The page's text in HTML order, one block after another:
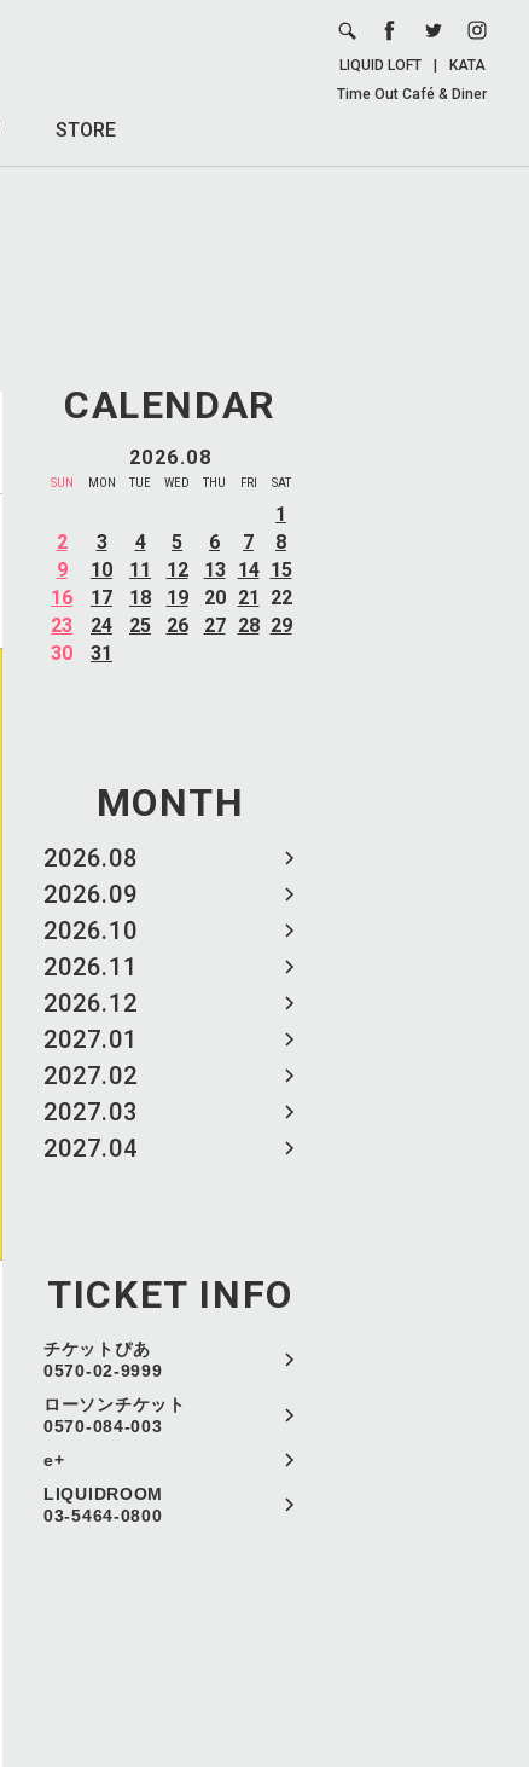
STORE
LIQUID LOFT
KATA
Time Out Café & Diner
CALENDAR
2026.08
SUN MON TUE WED THU FRI SAT
1
2
3 4 5 6 7
8
9
10 11 12 13 14 15
16
17 18 19 20 21
22
23
24 25 26 27 28 29
30
31
MONTH
2026.08
2026.09
2026.10
2026.11
2026.12
2027.01
2027.02
2027.03
2027.04
TICKET INFO
チケットぴあ
0570-02-9999
ローソンチケット
0570-084-003
e+
LIQUIDROOM
03-5464-0800